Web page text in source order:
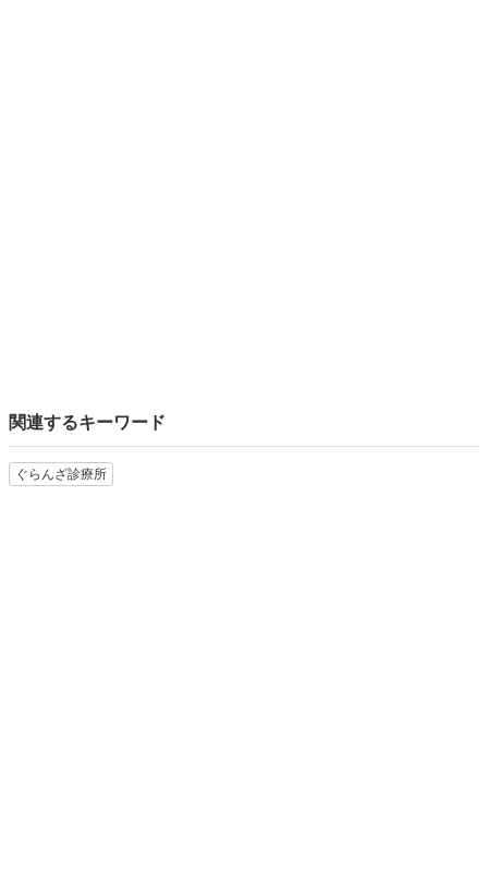
関連するキーワード
ぐらんざ診療所